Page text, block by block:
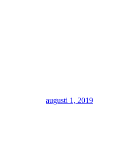
augusti 1, 2019